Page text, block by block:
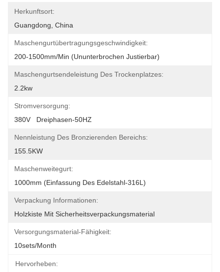
Herkunftsort:
Guangdong, China
Maschengurtübertragungsgeschwindigkeit:
200-1500mm/min (ununterbrochen Justierbar)
Maschengurtsendeleistung Des Trockenplatzes:
2.2kw
Stromversorgung:
380V   Dreiphasen-50HZ
Nennleistung Des Bronzierenden Bereichs:
155.5KW
Maschenweitegurt:
1000mm (Einfassung Des Edelstahl-316L)
Verpackung Informationen:
Holzkiste Mit Sicherheitsverpackungsmaterial
Versorgungsmaterial-Fähigkeit:
10sets/month
Hervorheben: